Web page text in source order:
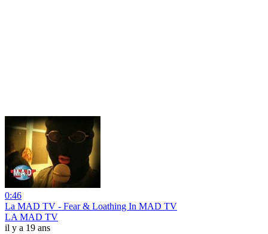
0:46
La MAD TV - Fear & Loathing In MAD TV
LA MAD TV
il y a 19 ans